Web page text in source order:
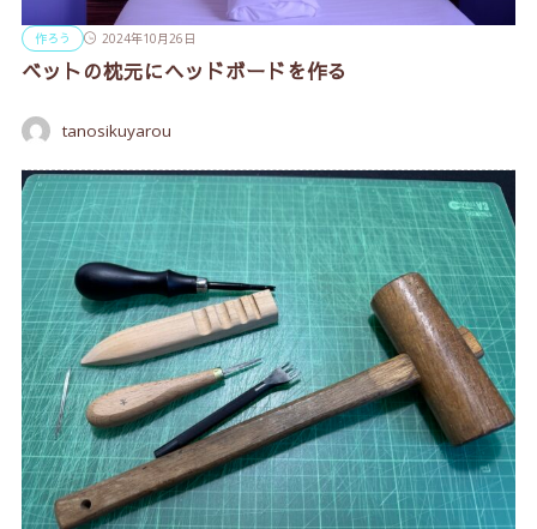
作ろう 2024年10月26日
ベットの枕元にヘッドボードを作る
tanosikuyarou